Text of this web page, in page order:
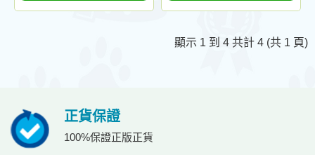
顯示 1 到 4 共計 4 (共 1 頁)
正貨保證
100%保證正版正貨